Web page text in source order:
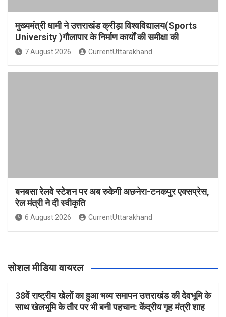
मुख्यमंत्री धामी ने उत्तराखंड क्रीड़ा विश्वविद्यालय(Sports
University )गौलापार के निर्माण कार्यों की समीक्षा की
7 August 2026 CurrentUttarakhand
बनबसा रेलवे स्टेशन पर अब रुकेगी अछनेरा-टनकपुर एक्सप्रेस,
रेल मंत्री ने दी स्वीकृति
6 August 2026 CurrentUttarakhand
सोशल मीडिया वायरल
38वें राष्ट्रीय खेलों का हुआ भव्य समापन उत्तराखंड की देवभूमि के
साथ खेलभूमि के तौर पर भी बनी पहचान: केंद्रीय गृह मंत्री शाह